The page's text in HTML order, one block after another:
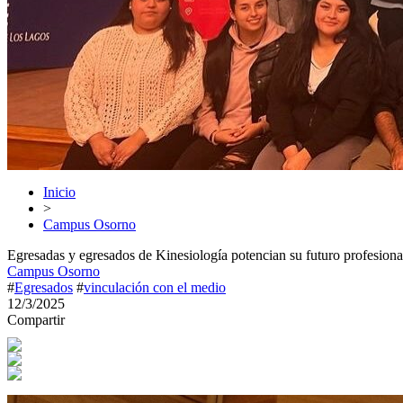
Inicio
>
Campus Osorno
Egresadas y egresados de Kinesiología potencian su futuro
Campus Osorno
#Egresados #vinculación con el medio
12/3/2025
Compartir